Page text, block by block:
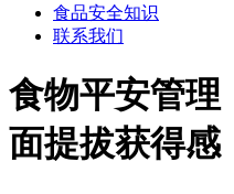
食品安全知识
联系我们
食物平安管理
面提拔获得感